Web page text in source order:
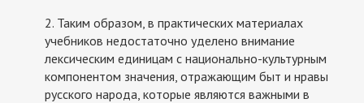
2. Таким образом, в практических материалах
учебников недостаточно уделено внимание
лексическим единицам с национально-культурным
компонентом значения, отражающим быт и нравы
русского народа, которые являются важными в